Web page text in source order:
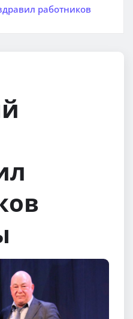
работников